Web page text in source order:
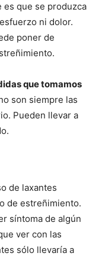
es que se produzca
ni dolor.
poner de
que tomamos
son siempre las
Pueden llevar a
de laxantes
de estreñimiento.
síntoma de algún
ver con las
sólo llevaría a